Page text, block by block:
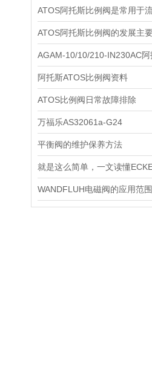
阿托斯ATOS比例阀资料
ATOS比例阀日常故障排除
万福乐AS32061a-G24
平衡阀的维护保养方法
WANDFLUH电磁阀的应用范围